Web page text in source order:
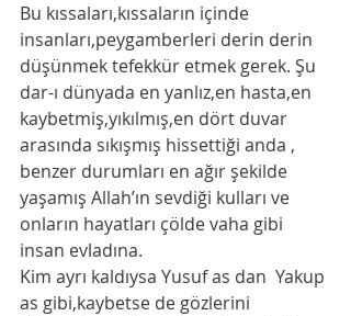
Bu kıssaları,kıssaların içinde
insanları,peygamberleri derin derin
düşünmek tefekkür etmek gerek. Şu
dar-ı dünyada en yanlız,en hasta,en
kaybetmiş,yıkılmış,en dört duvar
arasında sıkışmış hissettiği anda ,
benzer durumları en ağır şekilde
yaşamış Allah’ın sevdiği kulları ve
onların hayatları çölde vaha gibi
insan evladına.
Kim ayrı kaldıysa Yusuf as dan  Yakup
as gibi,kaybetse de gözlerini